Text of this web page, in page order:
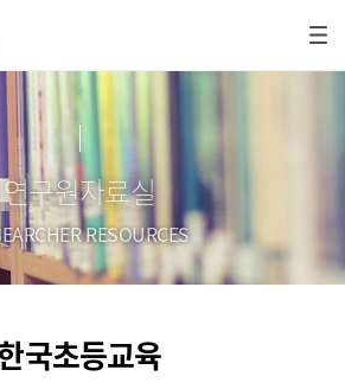
연구원자료실
RESOURCES
국초등교육